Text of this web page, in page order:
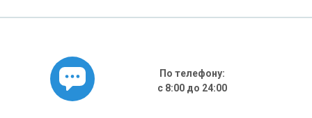
По телефону:
с 8:00 до 24:00